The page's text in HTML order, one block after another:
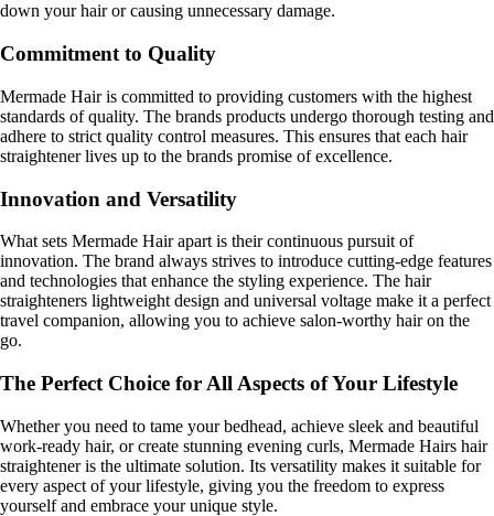
down your hair or causing unnecessary damage.
Commitment to Quality
Mermade Hair is committed to providing customers with the highest
standards of quality. The brands products undergo thorough testing and
adhere to strict quality control measures. This ensures that each hair
straightener lives up to the brands promise of excellence.
Innovation and Versatility
What sets Mermade Hair apart is their continuous pursuit of
innovation. The brand always strives to introduce cutting-edge features
and technologies that enhance the styling experience. The hair
straighteners lightweight design and universal voltage make it a perfect
travel companion, allowing you to achieve salon-worthy hair on the
go.
The Perfect Choice for All Aspects of Your Lifestyle
Whether you need to tame your bedhead, achieve sleek and beautiful
work-ready hair, or create stunning evening curls, Mermade Hairs hair
straightener is the ultimate solution. Its versatility makes it suitable for
every aspect of your lifestyle, giving you the freedom to express
yourself and embrace your unique style.